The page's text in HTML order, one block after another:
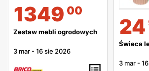
1349 00
Zestaw mebli ogrodowych
3 mar -16 sie 2026
24
Świeca
3 mar -